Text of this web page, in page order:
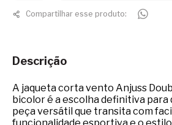
Compartilhar esse produto:
Descrição
A jaqueta corta vento Anjuss
bicolor é a escolha definitiva para
peça versátil que transita com